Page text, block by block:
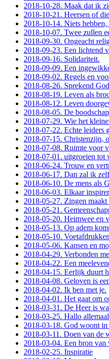
2018-10-28. Maak dat ik
2018-10-21. Heersen of
2018-10-14. Niets hebben,
2018-10-07. Twee zullen
2018-09-30. Ongeacht
2018-09-23. Een lichtend
2018-09-16. Solidariteit.
2018-09-09. Een
2018-09-02. Regels en
2018-08-26. Sprekend
2018-08-19. Leven als
2018-08-12. Leven
2018-08-05. De
2018-07-29. Wie het
2018-07-22. Echte leiders
2018-07-15. Christenzijn,
2018-07-08. Ruimte voor
2018-07-01. uitgroeien tot
2018-06-24. Trouw en
2018-06-17. Dan zal ik zelf
2018-06-10. De mens als
2018-06-03. Elkaar
2018-05-27. Zingen maakt
2018-05-21.
2018-05-20. Heimwee en
2018-05-13. Op adem
2018-05-10.
2018-05-06. Kansen en
2018-04-29. Verbonden
2018-04-22. Een
2018-04-15. Eerlijk duurt
2018-04-08. Geloven is
2018-04-02. Ik ben met je.
2018-04-01. Het gaat om
2018-03-31. De Heer is
2018-03-25. Hallo allemaal
2018-03-18. God woont in
2018-03-11. Doen van de
2018-03-04. Een bron van
2018-02-25. Inspiratie